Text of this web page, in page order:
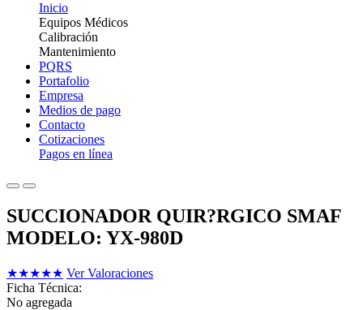
Inicio
Equipos Médicos
Calibración
Mantenimiento
PQRS
Portafolio
Empresa
Medios de pago
Contacto
Cotizaciones
Pagos en línea
SUCCIONADOR QUIR?RGICO SMAF
MODELO: YX-980D
★★★★★ Ver Valoraciones
Ficha Técnica:
No agregada